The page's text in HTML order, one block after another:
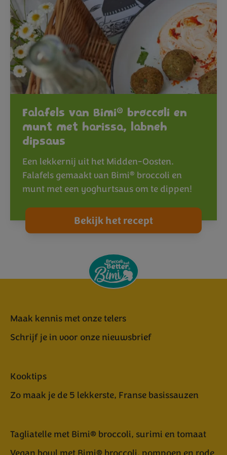
Falafels van Bimi® broccoli en
munt met harissa, labneh
dipsaus
Een lekkernij uit het Midden-Oosten.
Falafels gemaakt van Bimi® broccoli en
munt met een yoghurtsaus om te dippen!
Bekijk het recept
Maak kennis met onze telers
Schrijf je in voor onze nieuwsbrief
Kooktips
Zo maak je de 5 lekkerste, Franse basissauzen
Tagliatelle met Bimi® broccoli, surimi en tomaat